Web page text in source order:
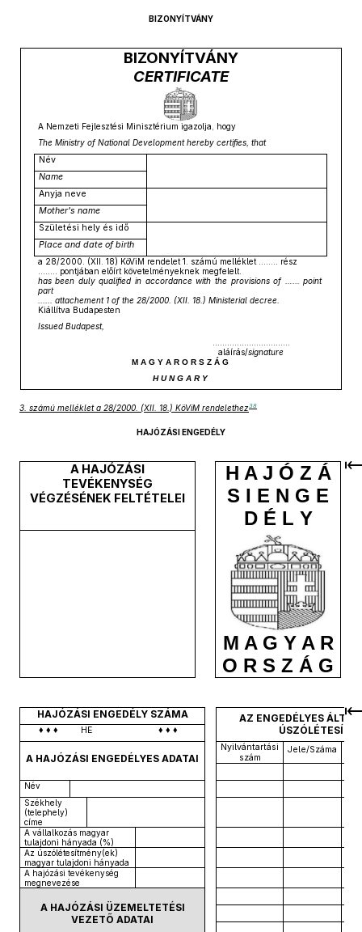
BIZONYÍTVÁNY
BIZONYÍTVÁNY
CERTIFICATE
A Nemzeti Fejlesztési Minisztérium igazolja, hogy
The Ministry of National Development hereby certifies, that
Név
Name
Anyja neve
Mother's name
Születési hely és idő
Place and date of birth
a 28/2000. (XII. 18) KöViM rendelet 1. számú melléklet .….... rész
........ pontjában előírt követelményeknek megfelelt.
has been duly qualified in accordance with the provisions of …... point
part
...... attachement 1 of the 28/2000. (XII. 18.) Ministerial decree.
Kiállítva Budapesten
Issued Budapest,
aláírás/signature
M A G Y A R O R S Z Á G
H U N G A R Y
3. számú melléklet a 28/2000. (XII. 18.) KöViM rendelethez38
HAJÓZÁSI ENGEDÉLY
A HAJÓZÁSI
TEVÉKENYSÉG
VÉGZÉSÉNEK FELTÉTELEI
H A J Ó Z Á
S I E N G E
D É L Y
M A G Y A R
O R S Z Á G
HAJÓZÁSI ENGEDÉLY SZÁMA
AZ ENGEDÉLYES
♦ ♦ ♦ HE ♦ ♦ ♦
A HAJÓZÁSI ENGEDÉLYES ADATAI
Nyilvántartási
szám
Jele/Száma
Név
Székhely
(telephely)
címe
A vállalkozás magyar
tulajdoni hányada (%)
Az úszólétesítmény(ek)
magyar tulajdoni hányada
A hajózási tevékenység
megnevezése
A HAJÓZÁSI ÜZEMELTETÉSI
VEZETŐ ADATAI